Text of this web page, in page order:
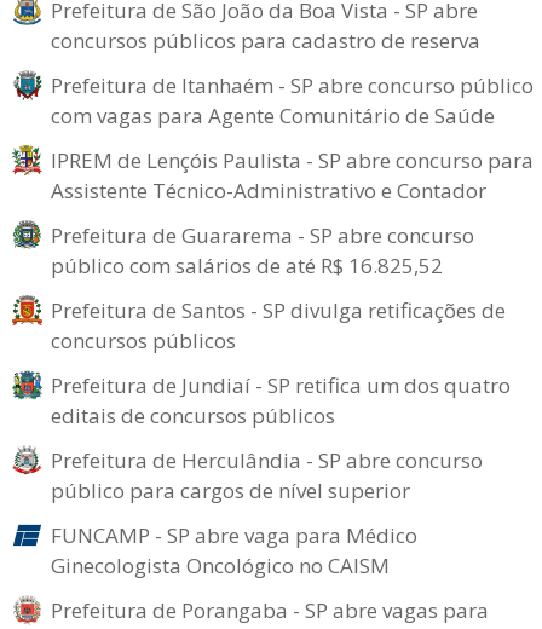
Prefeitura de São João da Boa Vista - SP abre
concursos públicos para cadastro de reserva
Prefeitura de Itanhaém - SP abre concurso público
com vagas para Agente Comunitário de Saúde
IPREM de Lençóis Paulista - SP abre concurso para
Assistente Técnico-Administrativo e Contador
Prefeitura de Guararema - SP abre concurso
público com salários de até R$ 16.825,52
Prefeitura de Santos - SP divulga retificações de
concursos públicos
Prefeitura de Jundiaí - SP retifica um dos quatro
editais de concursos públicos
Prefeitura de Herculândia - SP abre concurso
público para cargos de nível superior
FUNCAMP - SP abre vaga para Médico
Ginecologista Oncológico no CAISM
Prefeitura de Porangaba - SP abre vagas para